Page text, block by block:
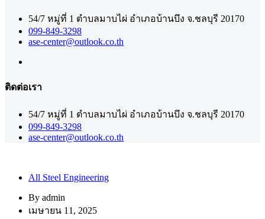
54/7 หมู่ที่ 1 ตำบลมาบไผ่ อำเภอบ้านบึง จ.ชลบุรี 20170
099-849-3298
ase-center@outlook.co.th
ติดต่อเรา
54/7 หมู่ที่ 1 ตำบลมาบไผ่ อำเภอบ้านบึง จ.ชลบุรี 20170
099-849-3298
ase-center@outlook.co.th
All Steel Engineering
By admin
เมษายน 11, 2025